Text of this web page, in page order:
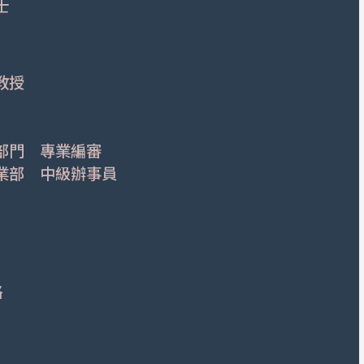
授
門 專業編審
部 中級辦事員